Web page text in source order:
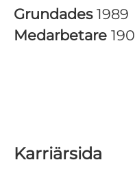
Grundades 1989
Medarbetare 190
Karriärsida